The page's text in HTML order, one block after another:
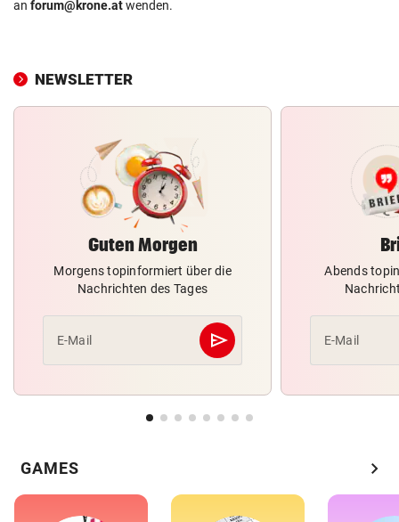
an forum@krone.atwenden.
NEWSLETTER
Guten Morgen
Morgens topinformiert über die
Nachrichten des Tages
E-Mail send
Abschicken
Abends
E-Mail
GAMES chevron_right